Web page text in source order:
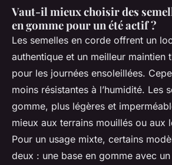
Vaut-il mieux choisir des
en gomme pour un été actif ?
Les semelles en corde offrent un
authentique et un meilleur maintien
pour les journées ensoleillées.
moins résistantes à l’humidité. Les
gomme, plus légères et
mieux aux terrains mouillés ou aux
Pour un usage mixte, certains
deux : une base en gomme avec